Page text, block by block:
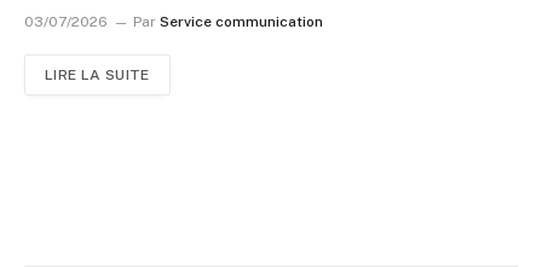
03/07/2026 Par Service communication
LIRE LA SUITE